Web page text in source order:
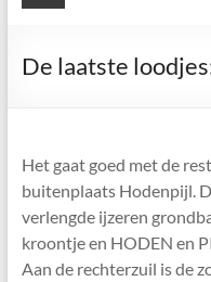
De laatste
Het gaat goed met de
buitenplaats Hodenpijl.
verlengde ijzeren
kroontje en HODEN en
Aan de rechterzuil is de